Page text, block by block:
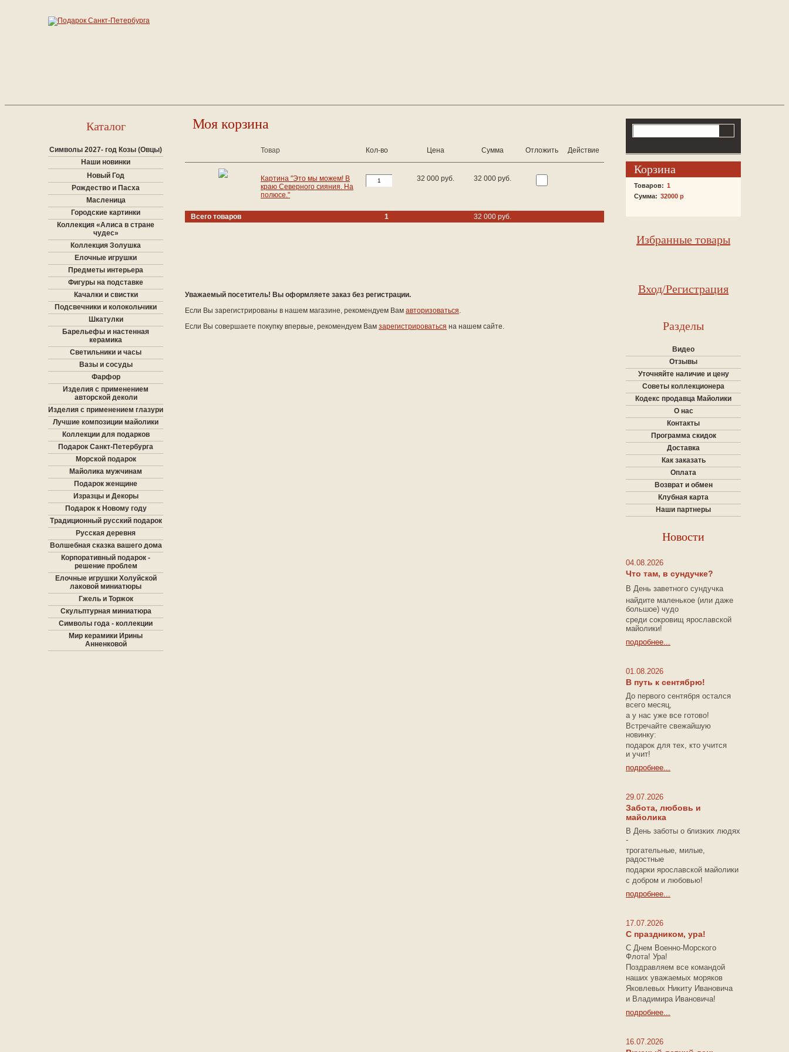
Моя корзина
Товар Кол-во Цена Сумма Отложить Действие
Картина "Это мы можем! В
краю Северного сияния. На
полюсе."
32 000 руб. 32 000 руб.
Всего товаров 1 32 000 руб.
Уважаемый посетитель! Вы оформляете заказ без регистрации.
Если Вы зарегистрированы в нашем магазине, рекомендуем Вам авторизоваться.
Если Вы совершаете покупку впервые, рекомендуем Вам зарегистрироваться на нашем сайте.
Каталог
Символы 2027- год Козы (Овцы)
Наши новинки
Новый Год
Рождество и Пасха
Масленица
Городские картинки
Коллекция «Алиса в стране
чудес»
Коллекция Золушка
Елочные игрушки
Предметы интерьера
Фигуры на подставке
Качалки и свистки
Подсвечники и колокольчики
Шкатулки
Барельефы и настенная
керамика
Светильники и часы
Вазы и сосуды
Фарфор
Изделия с применением
авторской деколи
Изделия с применением глазури
Лучшие композиции майолики
Коллекции для подарков
Подарок Санкт-Петербурга
Морской подарок
Майолика мужчинам
Подарок женщине
Изразцы и Декоры
Подарок к Новому году
Традиционный русский подарок
Русская деревня
Волшебная сказка вашего дома
Корпоративный подарок -
решение проблем
Елочные игрушки Холуйской
лаковой миниатюры
Гжель и Торжок
Скульптурная миниатюра
Символы года - коллекции
Мир керамики Ирины
Анненковой
Корзина
Товаров: 1
Сумма: 32000 р
Избранные товары
Вход/Регистрация
Разделы
Видео
Отзывы
Уточняйте наличие и цену
Советы коллекционера
Кодекс продавца Майолики
О нас
Контакты
Программа скидок
Доставка
Как заказать
Оплата
Возврат и обмен
Клубная карта
Наши партнеры
Новости
04.08.2026
Что там, в сундучке?
В День заветного сундучка
найдите маленькое (или даже
большое) чудо
среди сокровищ ярославской
майолики!
подробнее...
01.08.2026
В путь к сентябрю!
До первого сентября остался
всего месяц,
а у нас уже все готово!
Встречайте свежайшую
новинку:
подарок для тех, кто учится
и учит!
подробнее...
29.07.2026
Забота, любовь и
майолика
В День заботы о близких людях
-
трогательные, милые,
радостные
подарки ярославской майолики
с добром и любовью!
подробнее...
17.07.2026
С праздником, ура!
С Днем Военно-Морского
Флота! Ура!
Поздравляем все командой
наших уважаемых моряков
Яковлевых Никиту Ивановича
и Владимира Ивановича!
подробнее...
16.07.2026